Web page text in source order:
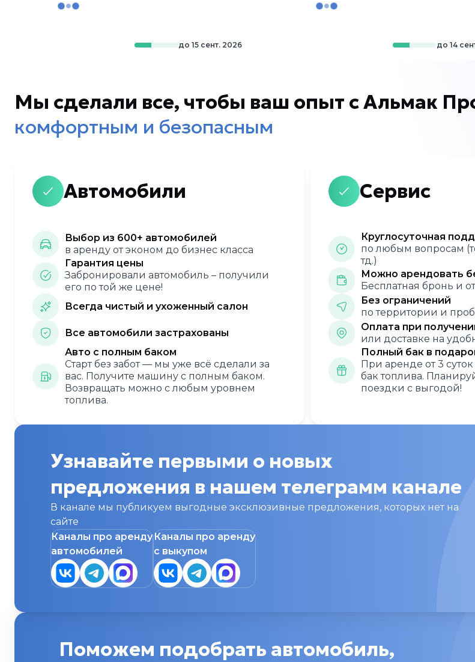
до 15 сент. 2026 до 14
Мы сделали все, чтобы ваш опыт с Альмак
комфортным и безопасным
Автомобили
Выбор из 600+ автомобилей
в аренду от эконом до бизнес класса
Гарантия цены
Забронировали автомобиль – получили
его по той же цене!
Всегда чистый и ухоженный салон
Все автомобили застрахованы
Авто с полным баком
Старт без забот — мы уже всё сделали за
вас. Получите машину с полным баком.
Возвращать можно с любым уровнем
топлива.
Сервис
Круглосуточная
по любым вопросам
тд.)
Можно арендовать
Бесплатная бронь и
Без ограничений
по территории и
Оплата при
или доставке на
Полный бак в
При аренде от 3
бак топлива.
поездки с выгодой!
Узнавайте первыми о новых
предложения в нашем телеграмм канале
В канале мы публикуем выгодные эксклюзивные предложения, которых нет на
сайте
Каналы про аренду
автомобилей
Каналы про аренду
с выкупом
Поможем подобрать автомобиль,